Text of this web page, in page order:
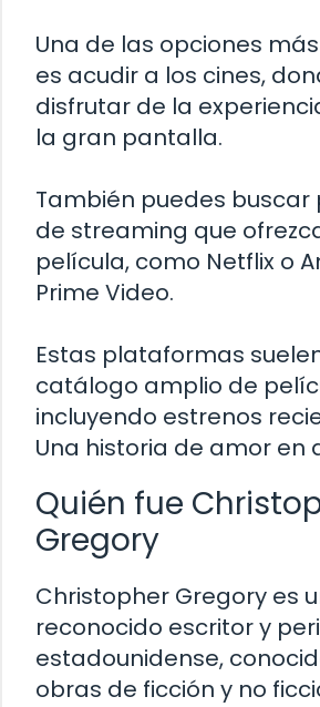
Una de las opciones
es acudir a los cines,
disfrutar de la
la gran pantalla.
También puedes
de streaming que
película, como Netflix o
Prime Video.
Estas plataformas
catálogo amplio de
incluyendo estrenos
Una historia de amor en
Quién fue
Gregory
Christopher Gregory es
reconocido escritor y
estadounidense,
obras de ficción y no